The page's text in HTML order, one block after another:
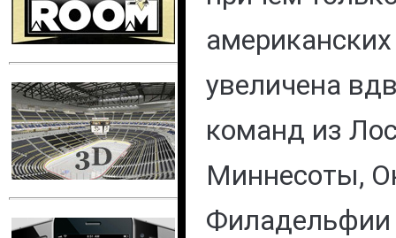
увеличена
команд из
Миннесоты,
Филадельфии